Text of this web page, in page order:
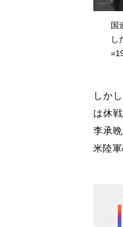
国
し
しか
は休
李承
米陸